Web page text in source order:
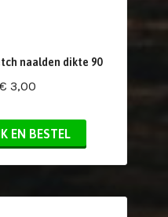
naalden dikte 90
€ 3,00
EN BESTEL